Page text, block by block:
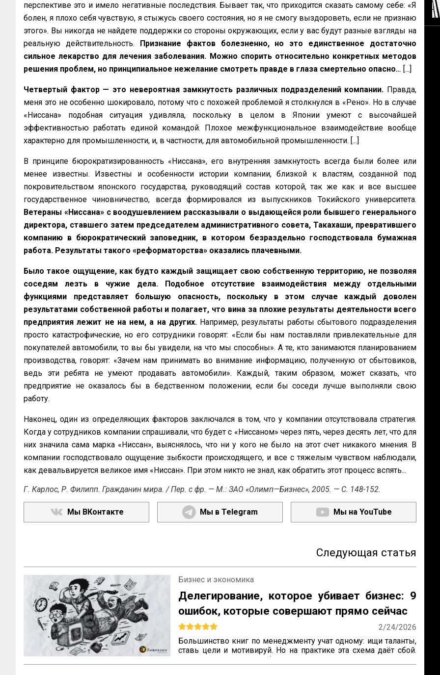
перспективе это и имело негативные последствия. Бывает так, что приходится сказать самому себе: «Я
болен, я плохо себя чувствую, я стыжусь своего состояния, но я не смогу выздороветь, если не признаю
этого». Вы никогда не найдете поддержки со стороны окружающих, если у вас будут разные взгляды на
реальную действительность. Признание фактов болезненно, но это единственное достаточно
сильное лекарство для лечения заболевания. Можно спорить относительно конкретных методов
решения проблем, но принципиальное нежелание смотреть правде в глаза смертельно опасно... [...]
Четвертый фактор — это невероятная замкнутость различных подразделений компании. Правда,
меня это не особенно шокировало, потому что с похожей проблемой я столкнулся в «Рено». Но в случае
«Ниссана» подобная ситуация удивляла, поскольку в целом в Японии умеют с высочайшей
эффективностью работать единой командой. Плохое межфункциональное взаимодействие вообще
характерно для промышленности, и, в частности, для автомобильной промышленности. [...]
В принципе бюрократизированность «Ниссана», его внутренняя замкнутость всегда были более или
менее известны. Известны и особенности истории компании, близкой к властям, созданной под
покровительством японского государства, руководящий состав которой, так же как и все высшее
государственное чиновничество, всегда формировался из выпускников Токийского университета.
Ветераны «Ниссана» с воодушевлением рассказывали о выдающейся роли бывшего генерального
директора, ставшего затем председателем административного совета, Такахаши, превратившего
компанию в бюрократический заповедник, в котором безраздельно господствовала бумажная
работа. Результаты такого «реформаторства» оказались плачевными.
Было такое ощущение, как будто каждый защищает свою собственную территорию, не позволяя
соседям лезть в чужие дела. Подобное отсутствие взаимодействия между отдельными
функциями представляет большую опасность, поскольку в этом случае каждый доволен
результатами собственной работы и полагает, что вина за плохие результаты деятельности всего
предприятия лежит не на нем, а на других.Например, результаты работы сбытового подразделения
просто катастрофические, но его сотрудники говорят: «Если бы нам поставляли привлекательные для
покупателей автомобили, то вы бы увидели, на что мы способны». А те, кто занимаются планированием
производства, говорят: «Зачем нам принимать во внимание информацию, полученную от сбытовиков,
ведь эти ребята не умеют продавать автомобили». Каждый, таким образом, может сказать, что
предприятие не оказалось бы в бедственном положении, если бы соседи лучше выполняли свою
работу.
Наконец, один из определяющих факторов заключался в том, что у компании отсутствовала стратегия.
Когда у сотрудников компании спрашивали, что будет с «Ниссаном» через пять, через десять лет, что для
них значила сама марка «Ниссан», выяснялось, что ни у кого не было на этот счет никакого мнения. В
компании господствовало ощущение зыбкости происходящего, и все с тяжелым чувством наблюдали,
как девальвируется великое имя «Ниссан». При этом никто не знал, как обратить этот процесс вспять...
Г. Карлос, Р. Филипп. Гражданин мира. / Пер. с фр. — М.: ЗАО «Олимп—Бизнес», 2005. — С. 148-152.
Мы ВКонтакте Мы в Telegram Мы на YouTube
Следующая статья
Бизнес и экономика
Делегирование, которое убивает бизнес: 9
ошибок, которые совершают прямо сейчас
2/24/2026
Большинство книг по менеджменту учат одному: ищи таланты,
ставь цели и мотивируй. Но на практике эта схема даёт сбой.
Звёзды уходят, «способные» сотрудники не справляются со